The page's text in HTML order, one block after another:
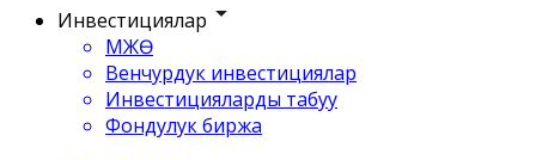
Инвестициялар
МЖӨ
Венчурдук инвестициялар
Инвестицияларды табуу
Фондулук биржа